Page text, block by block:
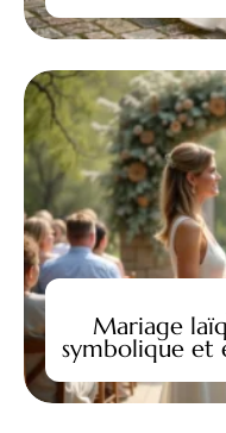
Mariage
symbolique et